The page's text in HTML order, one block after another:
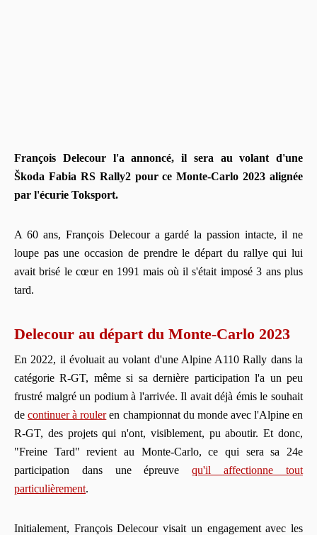
François Delecour l'a annoncé, il sera au volant d'une
Škoda Fabia RS Rally2 pour ce Monte-Carlo 2023 alignée
par l'écurie Toksport.
A 60 ans, François Delecour a gardé la passion intacte, il ne
loupe pas une occasion de prendre le départ du rallye qui lui
avait brisé le cœur en 1991 mais où il s'était imposé 3 ans plus
tard.
Delecour au départ du Monte-Carlo 2023
En 2022, il évoluait au volant d'une Alpine A110 Rally dans la
catégorie R-GT, même si sa dernière participation l'a un peu
frustré malgré un podium à l'arrivée. Il avait déjà émis le souhait
decontinuer à rouleren championnat du monde avec l'Alpine en
R-GT, des projets qui n'ont, visiblement, pu aboutir. Et donc,
"Freine Tard" revient au Monte-Carlo, ce qui sera sa 24e
participation dans une épreuvequ'il affectionne tout
particulièrement.
Initialement, François Delecour visait un engagement avec les